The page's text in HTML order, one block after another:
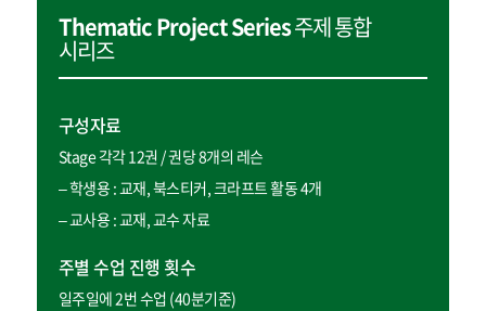
Thematic Project Series주제 통합
시리즈
구성자료
Stage 각각 12권 / 권당 8개의 레슨
– 학생용 : 교재, 북스티커, 크라프트 활동 4개
– 교사용 : 교재, 교수 자료
주별 수업 진행 횟수
일주일에 2번 수업 (40분기준)